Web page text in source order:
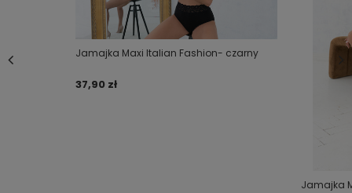
FASHION. Figi są najwyższej jakości stwarzając
kobietom pełną wolność i wygodę !!!
Dodaj własne zdjęcie produktu:
Jamajka Maxi Italian Fashion- czarny
37,90 zł
Jamajka